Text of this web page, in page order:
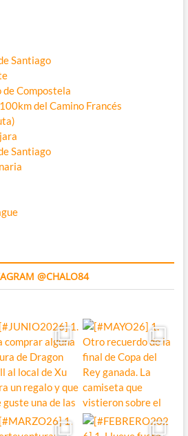
Santiago
de Compostela
del Camino Francés
Santiago
@CHALO84